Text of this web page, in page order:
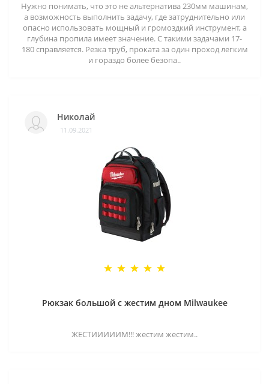
Нужно понимать, что это не альтернатива 230мм машинам,
а возможность выполнить задачу, где затруднительно или
опасно использовать мощный и громоздкий инструмент, а
глубина пропила имеет значение. С такими задачами 17-
180 справляется. Резка труб, проката за один проход легким
и гораздо более безопа..
Николай
11.09.2021
Рюкзак большой с жестим дном Milwaukee
ЖЕСТИИИИИМ!!! жестим жестим..